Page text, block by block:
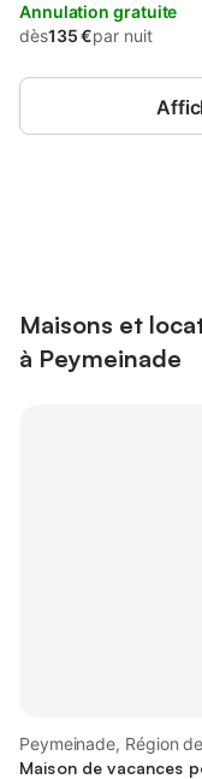
Annulation gratuite
dès135 €par nuit
Maisons et
à Peymeinade
Peymeinade, Région
Maison de vacances